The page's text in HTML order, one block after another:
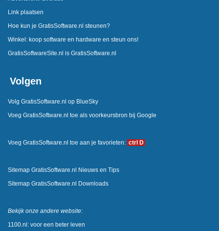
Link plaatsen
Hoe kun je GratisSoftware.nl steunen?
Winkel: koop software en hardware en steun ons!
GratisSoftwareSite.nl is GratisSoftware.nl
Volgen
Volg GratisSoftware.nl op BlueSky
Voeg GratisSoftware.nl toe als voorkeursbron bij Google
Voeg GratisSoftware.nl toe aan je favorieten: ctrl D
Sitemap GratisSoftware.nl Nieuws en Tips
Sitemap GratisSoftware.nl Downloads
Bekijk onze andere website:
1100.nl: voor een beter leven